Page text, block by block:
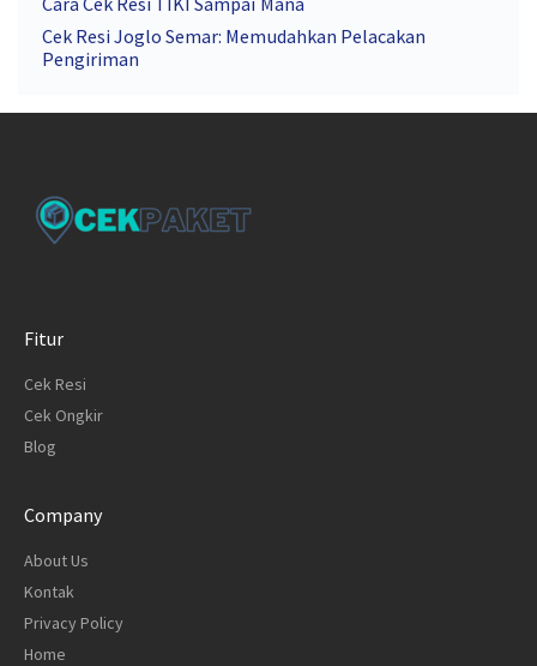
Cek Resi Joglo Semar: Memudahkan Pelacakan
Pengiriman
Fitur
Cek Resi
Cek Ongkir
Blog
Company
About Us
Kontak
Privacy Policy
Home